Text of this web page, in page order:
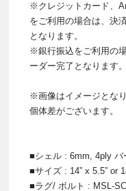
※クレジットカード、
をご利用の場合は、決
となります。
※銀行振込をご利用の
ーダー完了となります。
※画像はイメージとな
個体差がございます。
■シェル : 6mm, 4ply
■サイズ : 14” x 5.5” or
■ラグ/ ボルト : MSL-